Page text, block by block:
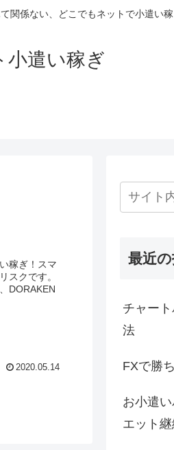
関係ない、どこでもネットで小遣い稼
小遣い稼ぎ
稼ぎ！スマ
スクです。
DORAKEN
2020.05.14
最近
チャー
法
FXで勝
お小遣
エット